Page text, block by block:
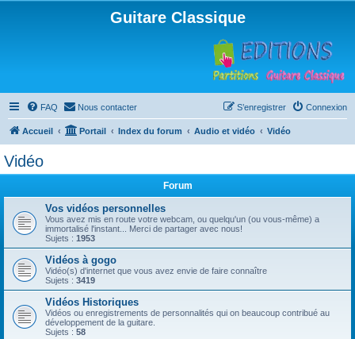
Guitare Classique
FAQ Nous contacter Connexion
S’enregistrer
Accueil Portail Index du forum Audio et vidéo Vidéo
Vidéo
Forum
Vos vidéos personnelles
Vous avez mis en route votre webcam, ou quelqu'un (ou vous-même) a
immortalisé l'instant... Merci de partager avec nous!
Sujets : 1953
Vidéos à gogo
Vidéo(s) d'internet que vous avez envie de faire connaître
Sujets : 3419
Vidéos Historiques
Vidéos ou enregistrements de personnalités qui on beaucoup contribué au
développement de la guitare.
Sujets : 58